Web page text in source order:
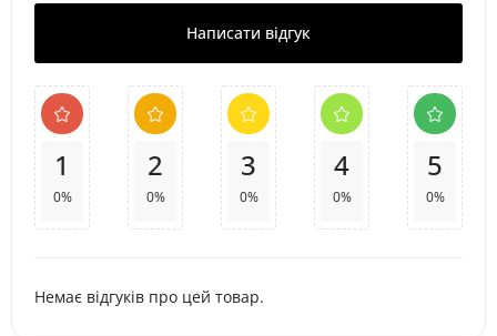
Написати відгук
1
0%
2
0%
3
0%
4
0%
5
0%
Немає відгуків про цей товар.